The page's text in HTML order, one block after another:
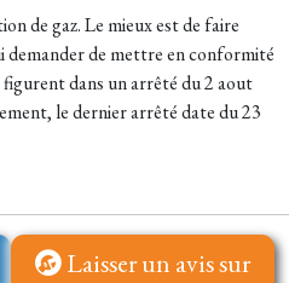
de gaz. Le mieux est de faire
de mettre en conformité
dans un arrêté du 2 aout
le dernier arrêté date du 23
Laisser un avis sur